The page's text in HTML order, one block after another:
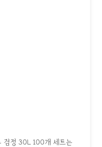
검정 30L 100개 세트는